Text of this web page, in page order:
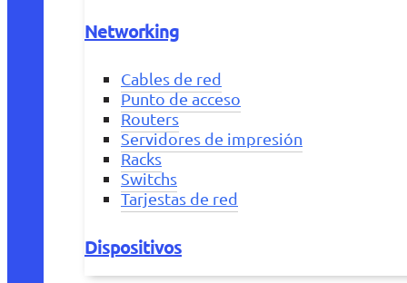
Networking
Cables de red
Punto de acceso
Routers
Servidores de impresión
Racks
Switchs
Tarjestas de red
Dispositivos